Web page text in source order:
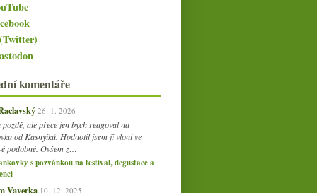
komentáře
26. 1. 2026
ale přece jen bych reagoval na
od Kasnyiků. Hodnotil jsem ji vloni ve
podobně. Ovšem z…
s pozvánkou na festival, degustace a
Vaverka 10. 12. 2025